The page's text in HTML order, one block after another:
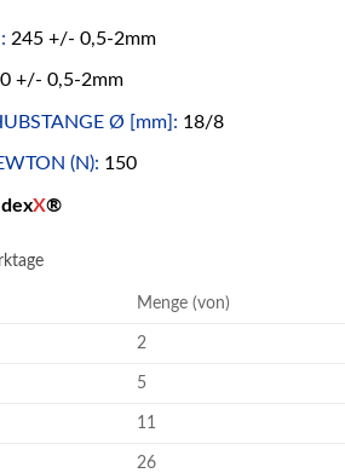
245 +/- 0,5-2mm
+/- 0,5-2mm
Ø [mm]: 18/8
(N): 150
X®
Menge (von)
2
5
11
26